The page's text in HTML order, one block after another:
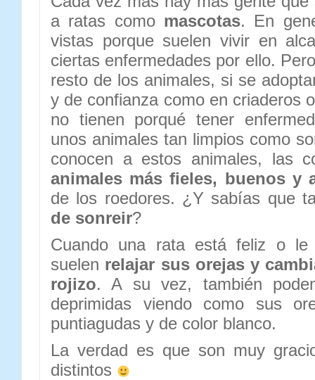
a ratas como mascotas. En
vistas porque suelen vivir en
ciertas enfermedades por ello.
resto de los animales, si se
y de confianza como en criaderos
no tienen porqué tener
unos animales tan limpios como
conocen a estos animales, las
animales más fieles, buenos y
de los roedores. ¿Y sabías que
de sonreir?
Cuando una rata está feliz o le
suelen relajar sus orejas y
rojizo. A su vez, también
deprimidas viendo como sus
puntiagudas y de color blanco.
La verdad es que son muy
distintos